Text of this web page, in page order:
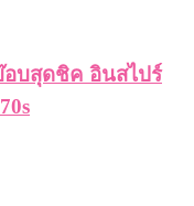
อบสุดชิค อินสไปร์